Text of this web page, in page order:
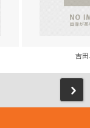
吉田